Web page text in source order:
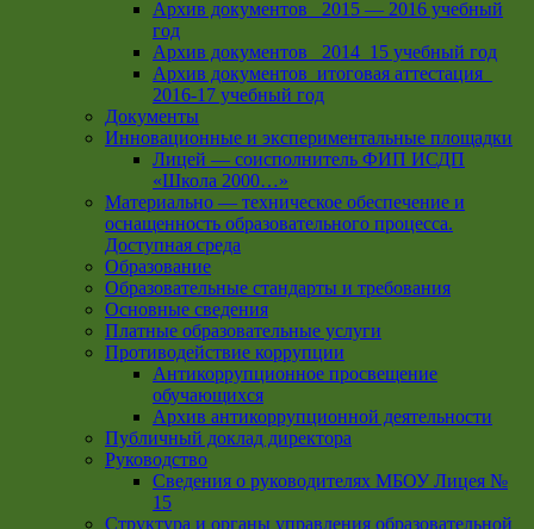
Архив документов _2015 — 2016 учебный
год
Архив документов_ 2014_15 учебный год
Архив документов_итоговая аттестация_
2016-17 учебный год
Документы
Инновационные и экспериментальные площадки
Лицей — соисполнитель ФИП ИСДП
«Школа 2000…»
Материально — техническое обеспечение и
оснащенность образовательного процесса.
Доступная среда
Образование
Образовательные стандарты и требования
Основные сведения
Платные образовательные услуги
Противодействие коррупции
Антикоррупционное просвещение
обучающихся
Архив антикоррупционной деятельности
Публичный доклад директора
Руководство
Cведения о руководителях МБОУ Лицея №
15
Структура и органы управления образовательной